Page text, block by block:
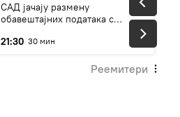
САД јачају размену
обавештајних података с
21:30 30 мин
Реемитери